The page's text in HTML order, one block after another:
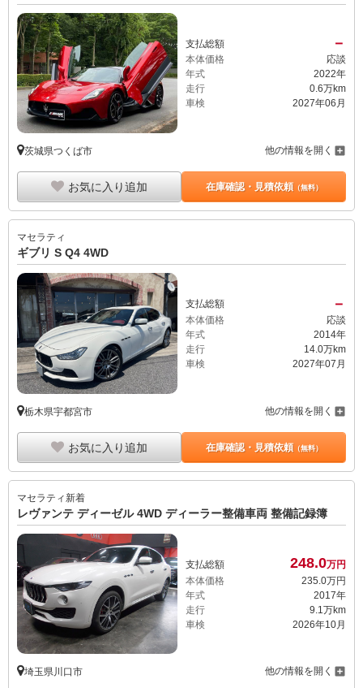
支払総額 －
本体価格
応談
年式
2022年
走行
0.6万km
車検
2027年06月
茨城県つくば市 他の情報を開く
お気に入り追加 在庫確認・見積依頼（無料）
マセラティ
ギブリ S Q4 4WD
支払総額 －
本体価格
応談
年式
2014年
走行
14.0万km
車検
2027年07月
栃木県宇都宮市 他の情報を開く
お気に入り追加 在庫確認・見積依頼（無料）
マセラティ新着
レヴァンテ ディーゼル 4WD ディーラー整備車両 整備記録簿
支払総額 248.0万円
本体価格
235.0万円
年式
2017年
走行
9.1万km
車検
2026年10月
埼玉県川口市 他の情報を開く